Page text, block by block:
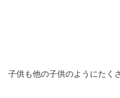
子供も他の子供のようにたく